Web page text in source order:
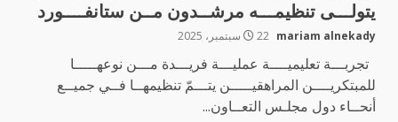
يتولـــى تنظيمـــه مرشــدون مــن ستانفــــورد
mariam alnekady 22 سبتمبر، 2025
تجربـــة تعليميــــة عمليـــة فريـــدة مـــن نوعهـــــا
للمبتكريــــن المراهقيـــــن يتـــمّ تنظيمهــا فــي جميــع
أنحــاء دول مجلـس التعــاون...